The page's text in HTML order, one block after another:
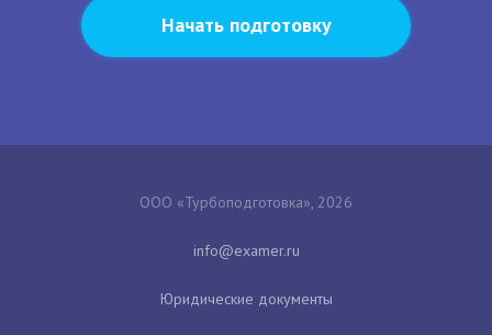
Начать подготовку
ООО «Турбоподготовка», 2026
Юридические документы